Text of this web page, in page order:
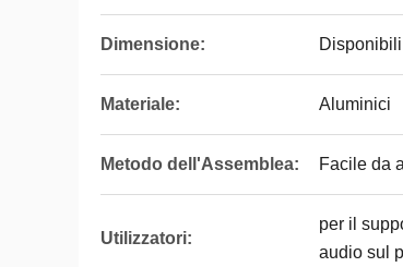
Dimensione:
Materiale: Aluminici
Metodo dell'Assemblea: Facile da
Utilizzatori:
per il
audio sul